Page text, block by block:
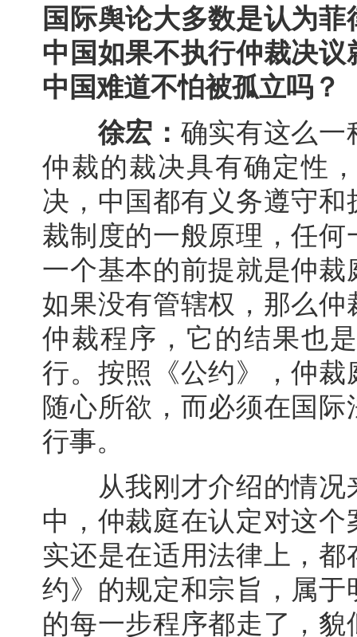
国际舆论大多数是认为
中国如果不执行仲裁决
中国难道不怕被孤立吗？
徐宏： 确实有这么一
仲裁的裁决具有确定性
决，中国都有义务遵守
裁制度的一般原理，任
一个基本的前提就是仲
如果没有管辖权，那么
仲裁程序，它的结果也
行。按照《公约》，仲
随心所欲，而必须在国
行事。
从我刚才介绍的情况
中，仲裁庭在认定对这
实还是在适用法律上，
约》的规定和宗旨，属
的每一步程序都走了，